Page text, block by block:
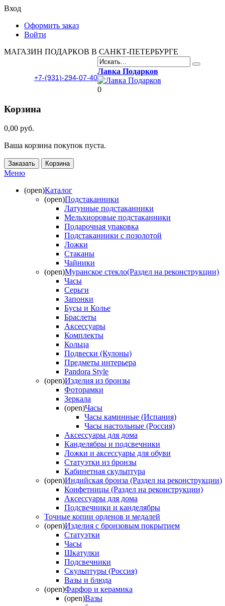
Вход
Оформить заказ
Войти
МАГАЗИН ПОДАРКОВ В САНКТ-ПЕТЕРБУРГЕ
+7-(931)-294-07-40
Лавка Подарков
0
Корзина
0,00 руб.
Ваша корзина покупок пуста.
Заказать Корзина
Меню
(open)Каталог
(open)Подстаканники
Латунные подстаканники
Мельхиоровые подстаканники
Подарочная упаковка
Подстаканники с позолотой
Ложки
Стаканы
Чайники
(open)Муранское стекло(Раздел на реконструкции)
Часы
Серьги
Запонки
Бусы и Колье
Браслеты
Аксессуары
Комплекты
Кольца
Подвески (Кулоны)
Предметы интерьера
Pandora Style
(open)Изделия из бронзы
Фоторамки
Зеркала
(open)Часы
Часы каминные (Испания)
Часы настольные (Россия)
Аксессуары для дома
Канделябры и подсвечники
Ложки и аксессуары для обуви
Статуэтки из бронзы
Кабинетная скульптура
(open)Индийская бронза (Раздел на реконструкции)
Конфетницы (Раздел на реконструкции)
Аксессуары для дома
Подсвечники и канделябры
Точные копии орденов и медалей
(open)Изделия с бронзовым покрытием
Статуэтки
Часы
Шкатулки
Подсвечники
Скульптуры (Россия)
Вазы и блюда
(open)Фарфор и керамика
(open)Вазы